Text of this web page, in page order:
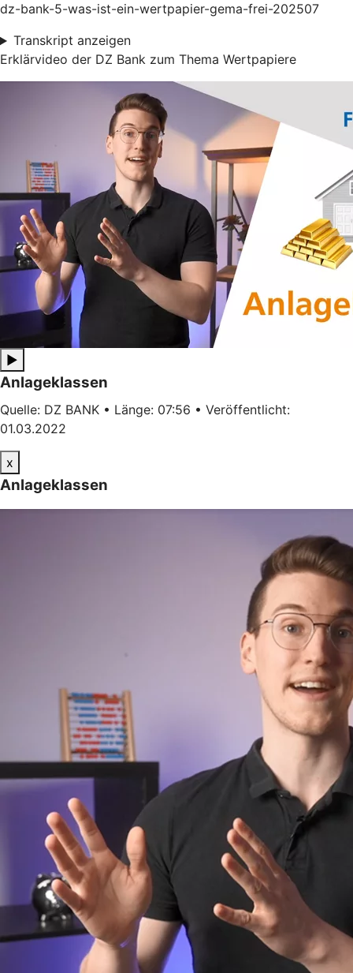
dz-bank-5-was-ist-ein-wertpapier-gema-frei-202507
Transkript anzeigen
Erklärvideo der DZ Bank zum Thema Wertpapiere
▶
Anlageklassen
Quelle: DZ BANK • Länge: 07:56 • Veröffentlicht:
01.03.2022
x
Anlageklassen